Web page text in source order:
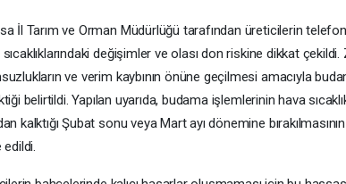
İl Tarım ve Orman Müdürlüğü tarafından üreticilerin
sıcaklıklarındaki değişimler ve olası don riskine dikkat
ve verim kaybının önüne geçilmesi amacıyla
belirtildi. Yapılan uyarıda, budama işlemlerinin hava
kalktığı Şubat sonu veya Mart ayı dönemine